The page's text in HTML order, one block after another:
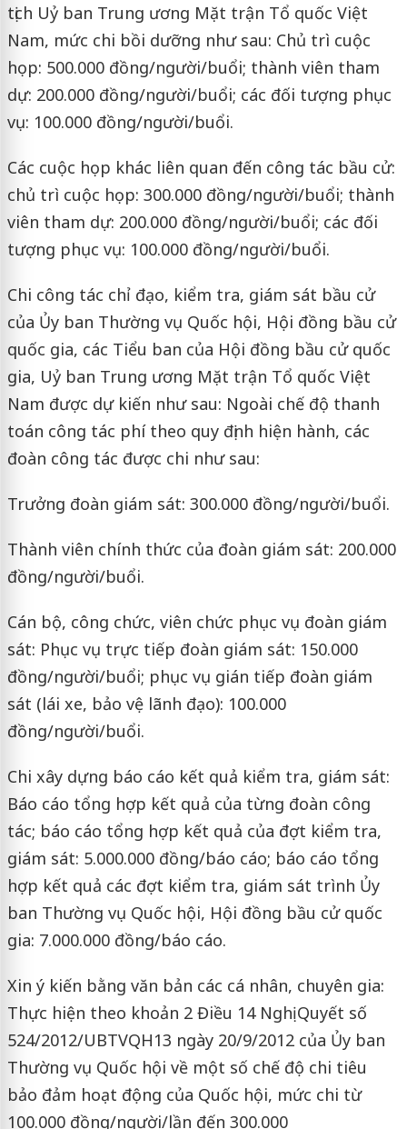
tịch Uỷ ban Trung ương Mặt trận Tổ quốc Việt
Nam, mức chi bồi dưỡng như sau: Chủ trì cuộc
họp: 500.000 đồng/người/buổi; thành viên tham
dự: 200.000 đồng/người/buổi; các đối tượng phục
vụ: 100.000 đồng/người/buổi.
Các cuộc họp khác liên quan đến công tác bầu cử:
chủ trì cuộc họp: 300.000 đồng/người/buổi; thành
viên tham dự: 200.000 đồng/người/buổi; các đối
tượng phục vụ: 100.000 đồng/người/buổi.
Chi công tác chỉ đạo, kiểm tra, giám sát bầu cử
của Ủy ban Thường vụ Quốc hội, Hội đồng bầu cử
quốc gia, các Tiểu ban của Hội đồng bầu cử quốc
gia, Uỷ ban Trung ương Mặt trận Tổ quốc Việt
Nam được dự kiến như sau: Ngoài chế độ thanh
toán công tác phí theo quy định hiện hành, các
đoàn công tác được chi như sau:
Trưởng đoàn giám sát: 300.000 đồng/người/buổi.
Thành viên chính thức của đoàn giám sát: 200.000
đồng/người/buổi.
Cán bộ, công chức, viên chức phục vụ đoàn giám
sát: Phục vụ trực tiếp đoàn giám sát: 150.000
đồng/người/buổi; phục vụ gián tiếp đoàn giám
sát (lái xe, bảo vệ lãnh đạo): 100.000
đồng/người/buổi.
Chi xây dựng báo cáo kết quả kiểm tra, giám sát:
Báo cáo tổng hợp kết quả của từng đoàn công
tác; báo cáo tổng hợp kết quả của đợt kiểm tra,
giám sát: 5.000.000 đồng/báo cáo; báo cáo tổng
hợp kết quả các đợt kiểm tra, giám sát trình Ủy
ban Thường vụ Quốc hội, Hội đồng bầu cử quốc
gia: 7.000.000 đồng/báo cáo.
Xin ý kiến bằng văn bản các cá nhân, chuyên gia:
Thực hiện theo khoản 2 Điều 14 Nghị Quyết số
524/2012/UBTVQH13 ngày 20/9/2012 của Ủy ban
Thường vụ Quốc hội về một số chế độ chi tiêu
bảo đảm hoạt động của Quốc hội, mức chi từ
100.000 đồng/người/lần đến 300.000